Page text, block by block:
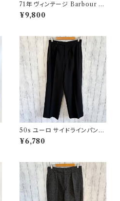
71年 ヴィンテージ Barbour 黄
タグ インターナショナルパンツ
オイルドパンツ Barbour
¥9,800
50s ユーロ サイドラインパンツ
ウールパンツ ワイドスラックドレ
スパンツ
¥6,780